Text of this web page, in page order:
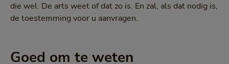
die wel. De arts weet of dat zo is. En zal, als dat nodig is,
de toestemming voor u aanvragen.
Goed om te weten